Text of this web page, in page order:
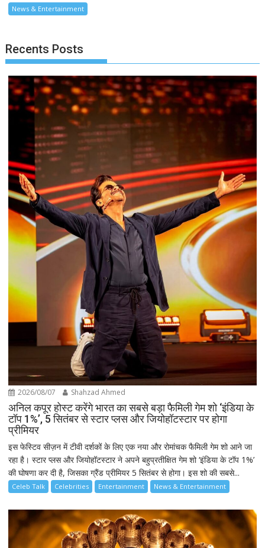
News & Entertainment
Recents Posts
2026/08/07 Shahzad Ahmed
अनिल कपूर होस्ट करेंगे भारत का सबसे बड़ा फैमिली गेम शो ‘इंडिया के
टॉप 1%’, 5 सितंबर से स्टार प्लस और जियोहॉटस्टार पर होगा
प्रीमियर
इस फेस्टिव सीज़न में टीवी दर्शकों के लिए एक नया और रोमांचक फैमिली गेम शो आने जा
रहा है। स्टार प्लस और जियोहॉटस्टार ने अपने बहुप्रतीक्षित गेम शो ‘इंडिया के टॉप 1%’
की घोषणा कर दी है, जिसका ग्रैंड प्रीमियर 5 सितंबर से होगा। इस शो की सबसे...
Celeb Talk Celebrities Entertainment News & Entertainment